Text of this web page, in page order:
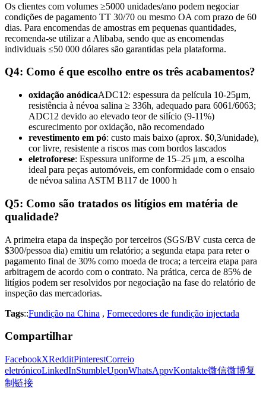
Os clientes com volumes ≥5000 unidades/ano podem negociar
condições de pagamento TT 30/70 ou mesmo OA com prazo de 60
dias. Para encomendas de amostras em pequenas quantidades,
recomenda-se utilizar a Alibaba, sendo que as encomendas
individuais ≤50 000 dólares são garantidas pela plataforma.
Q4: Como é que escolho entre os três acabamentos?
oxidação anódicaADC12: espessura da película 10-25μm,
resistência à névoa salina ≥ 336h, adequado para 6061/6063;
ADC12 devido ao elevado teor de silício (9-11%)
escurecimento por oxidação, não recomendado
revestimento em pó: custo mais baixo (aprox. $0,3/unidade),
cor livre, resistente a riscos mas com bordos lascados
eletroforese: Espessura uniforme de 15–25 μm, a escolha
ideal para peças automóveis, em conformidade com o ensaio
de névoa salina ASTM B117 de 1000 h
Q5: Como são tratados os litígios em matéria de
qualidade?
A primeira etapa da inspeção por terceiros (SGS/BV custa cerca de
$300/pessoa dia) emitiu um relatório; a segunda etapa para reter o
pagamento final de 30% como moeda de troca; a terceira etapa para
arbitragem de acordo com o contrato. Na prática, cerca de 85% de
litígios podem ser resolvidos por negociação na fase do relatório de
inspeção das mercadorias.
Tags::Fundição na China , Fornecedores de fundição injectada
Compartilhar
FacebookXRedditPinterestCorreio
eletrónicoLinkedInStumbleUponWhatsAppvKontakte微信微博复
制链接